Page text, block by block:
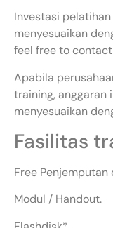
Investasi
menyesuaikan
feel free to
Apabila
training, anggaran
menyesuaikan
Fasilitas
Free
Modul / Handout.